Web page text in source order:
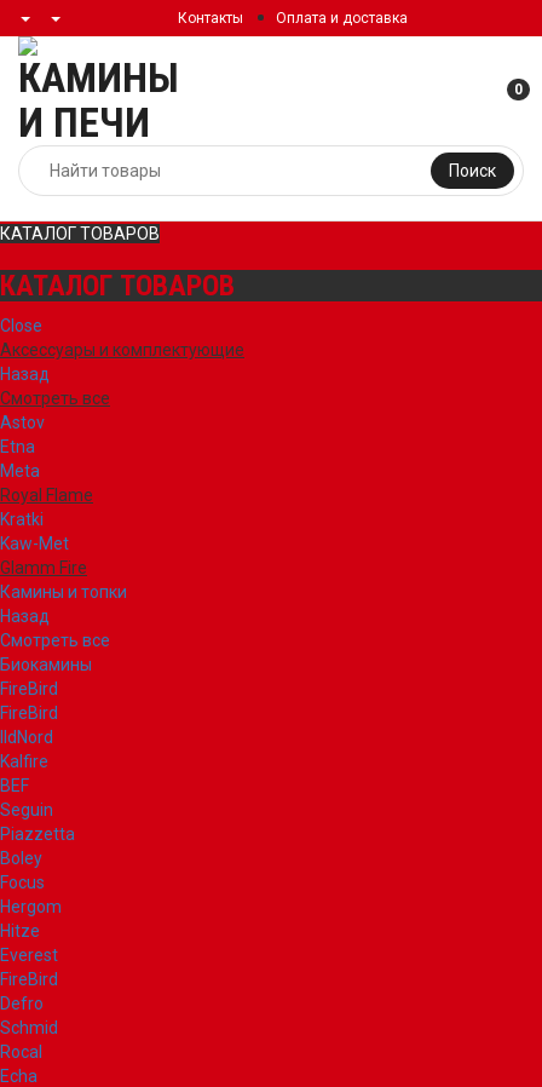
Контакты Оплата и доставка
Поиск
0
КАТАЛОГ ТОВАРОВ
КАТАЛОГ ТОВАРОВ
Close
Аксессуары и комплектующие
Назад
Смотреть все
Astov
Etna
Meta
Royal Flame
Kratki
Kaw-Met
Glamm Fire
Камины и топки
Назад
Смотреть все
Биокамины
FireBird
FireBird
IldNord
Kalfire
BEF
Seguin
Piazzetta
Boley
Focus
Hergom
Hitze
Everest
FireBird
Defro
Schmid
Rocal
Echa